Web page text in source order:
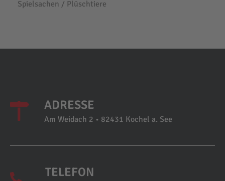
Spielsachen / Plüschtiere
ADRESSE
Am Weidach 2 • 82431 Kochel a. See
TELEFON